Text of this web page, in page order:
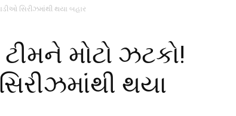
સિરીઝમાંથી થયા બહાર
મોટો ઝટકો!
થયા